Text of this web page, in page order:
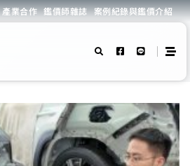
產業合作 鑑價師雜誌 案例紀錄與鑑價介紹